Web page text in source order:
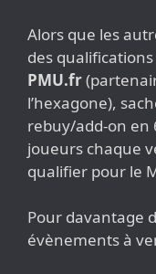
Alors que les
des
PMU.fr
l’hexagone),
rebuy/add-on en
joueurs chaque
qualifier pour le
Pour davantage
évènements à